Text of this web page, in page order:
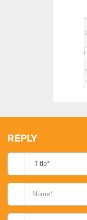
previous
REPLY
Title*